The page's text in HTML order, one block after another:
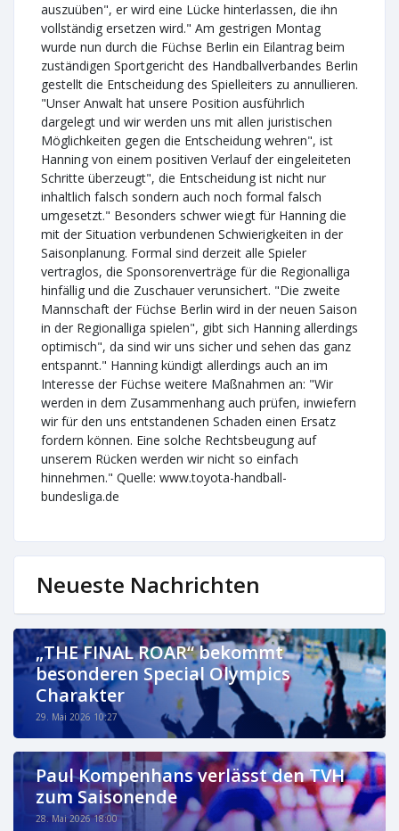
auszuüben", er wird eine Lücke hinterlassen, die ihn
vollständig ersetzen wird." Am gestrigen Montag
wurde nun durch die Füchse Berlin ein Eilantrag beim
zuständigen Sportgericht des Handballverbandes Berlin
gestellt die Entscheidung des Spielleiters zu annullieren.
"Unser Anwalt hat unsere Position ausführlich
dargelegt und wir werden uns mit allen juristischen
Möglichkeiten gegen die Entscheidung wehren", ist
Hanning von einem positiven Verlauf der eingeleiteten
Schritte überzeugt", die Entscheidung ist nicht nur
inhaltlich falsch sondern auch noch formal falsch
umgesetzt." Besonders schwer wiegt für Hanning die
mit der Situation verbundenen Schwierigkeiten in der
Saisonplanung. Formal sind derzeit alle Spieler
vertraglos, die Sponsorenverträge für die Regionalliga
hinfällig und die Zuschauer verunsichert. "Die zweite
Mannschaft der Füchse Berlin wird in der neuen Saison
in der Regionalliga spielen", gibt sich Hanning allerdings
optimisch", da sind wir uns sicher und sehen das ganz
entspannt." Hanning kündigt allerdings auch an im
Interesse der Füchse weitere Maßnahmen an: "Wir
werden in dem Zusammenhang auch prüfen, inwiefern
wir für den uns entstandenen Schaden einen Ersatz
fordern können. Eine solche Rechtsbeugung auf
unserem Rücken werden wir nicht so einfach
hinnehmen." Quelle: www.toyota-handball-
bundesliga.de
Neueste Nachrichten
„THE FINAL ROAR“ bekommt
besonderen Special Olympics
Charakter
29. Mai 2026 10:27
Paul Kompenhans verlässt den TVH
zum Saisonende
28. Mai 2026 18:00